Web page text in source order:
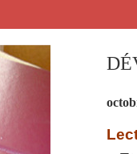
content/uploads/2018/06/
wp-
wp-